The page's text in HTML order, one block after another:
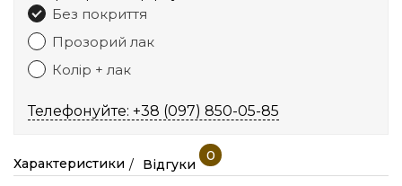
Без покриття
Прозорий лак
Колір + лак
Телефонуйте: +38 (097) 850-05-85
Характеристики Відгуки
0